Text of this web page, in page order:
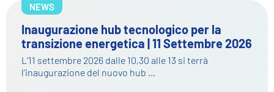
NEWS
Inaugurazione hub tecnologico per la
transizione energetica | 11 Settembre 2026
L’11 settembre 2026 dalle 10,30 alle 13 si terrà
l’inaugurazione del nuovo hub …